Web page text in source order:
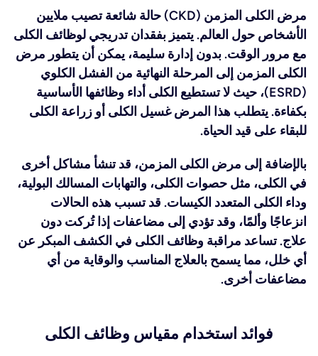
مرض الكلى المزمن (CKD) حالة شائعة تصيب ملايين
الأشخاص حول العالم. يتميز بفقدان تدريجي لوظائف الكلى
مع مرور الوقت. بدون إدارة سليمة، يمكن أن يتطور مرض
الكلى المزمن إلى المرحلة النهائية من الفشل الكلوي
(ESRD)، حيث لا تستطيع الكلى أداء وظائفها الأساسية
بكفاءة. يتطلب هذا المرض غسيل الكلى أو زراعة الكلى
للبقاء على قيد الحياة.
بالإضافة إلى مرض الكلى المزمن، قد تنشأ مشاكل أخرى
في الكلى، مثل حصوات الكلى، والتهابات المسالك البولية،
وداء الكلى المتعدد الكيسات. قد تسبب هذه الحالات
انزعاجًا وألمًا، وقد تؤدي إلى مضاعفات إذا تُركت دون
علاج. تساعد مراقبة وظائف الكلى في الكشف المبكر عن
أي خلل، مما يسمح بالعلاج المناسب والوقاية من أي
مضاعفات أخرى.
فوائد استخدام مقياس وظائف الكلى